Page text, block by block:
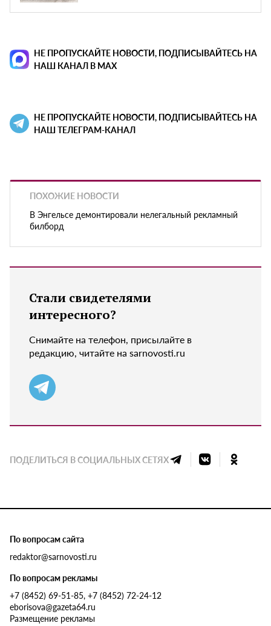
НЕ ПРОПУСКАЙТЕ НОВОСТИ, ПОДПИСЫВАЙТЕСЬ НА
НАШ КАНАЛ В MAX
НЕ ПРОПУСКАЙТЕ НОВОСТИ, ПОДПИСЫВАЙТЕСЬ НА
НАШ ТЕЛЕГРАМ-КАНАЛ
ПОХОЖИЕ НОВОСТИ
В Энгельсе демонтировали нелегальный рекламный
билборд
Стали свидетелями
интересного?
Снимайте на телефон, присылайте в
редакцию, читайте на sarnovosti.ru
ПОДЕЛИТЬСЯ В СОЦИАЛЬНЫХ СЕТЯХ
По вопросам сайта
redaktor@sarnovosti.ru
По вопросам рекламы
+7 (8452) 69-51-85, +7 (8452) 72-24-12
eborisova@gazeta64.ru
Размещение рекламы